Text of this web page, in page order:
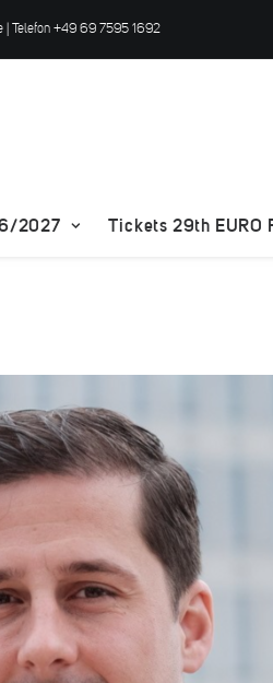
| Telefon +49 69 7595 1692
2027 Tickets 29th EURO